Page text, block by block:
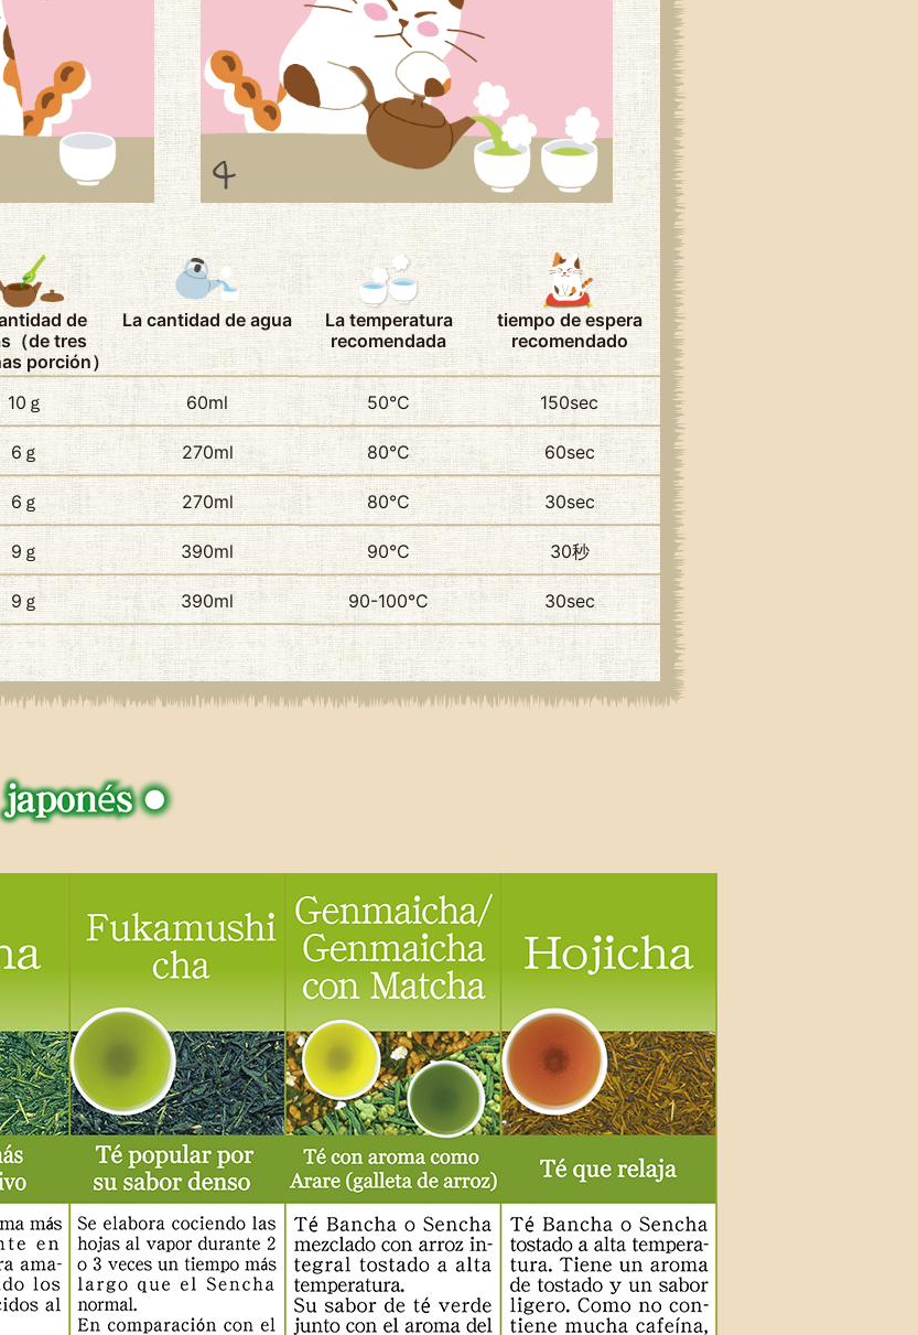
de
（de tres
porción）
La cantidad de agua
10ｇ 60ml
6ｇ 270ml
6ｇ 270ml
9ｇ 390ml
9ｇ 390ml
La temperatura
recomendada
tiempo de espera
recomendado
50°C 150sec
80°C 60sec
80°C 30sec
90°C 30秒
90-100°C 30sec